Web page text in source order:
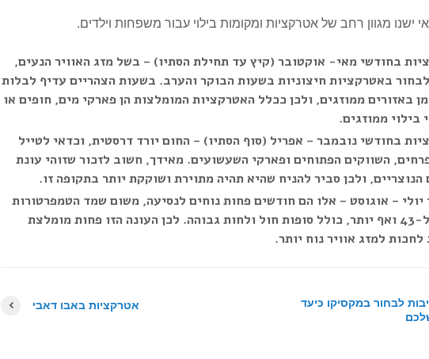
ישנו מגוון רחב של אטרקציות ומקומות בילוי עבור משפחות וילדים.
בחודשי מאי- אוקטובר (קיץ עד תחילת הסתיו) – בשל מזג האוויר הנעים,
באטרקציות חיצוניות בשעות הבוקר והערב. בשעות הצהריים עדיף לבלות
באזורים ממוזגים, ולכן ככלל האטרקציות המומלצות הן פארקי מים, חופים או
בילוי ממוזגים.
בחודשי נובמבר – אפריל (סוף הסתיו) – החום יורד דרסטית, וכדאי לטייל
השווקים הפתוחים ופארקי השעשועים. מאידך, חשוב לזכור שזוהי עונת
הנוצריים, ולכן סביר להניח שהיא תהיה מתוירת ושוקקת יותר בתקופה זו.
יולי – אוגוסט – אלו הם חודשים פחות נוחים לנסיעה, משום שמד הטמפרטורות
עולה ל-43 ואף יותר, כולל סופות חול ולחות גבוהה. לכן העונה הזו פחות מומלצת
לחכות למזג אוויר נוח יותר.
אטרקציות באבו דאבי
לבחור במקסיקו כיעד